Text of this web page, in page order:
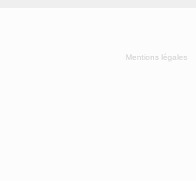
Mentions légales